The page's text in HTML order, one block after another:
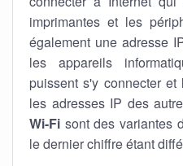
imprimantes et les
également une adresse
les appareils
puissent s'y connecter et
les adresses IP des
Wi-Fi sont des variantes
le dernier chiffre étant